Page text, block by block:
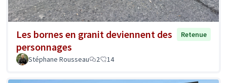
Les bornes en granit deviennent des
personnages
Retenue
Stéphane Rousseau 2 14